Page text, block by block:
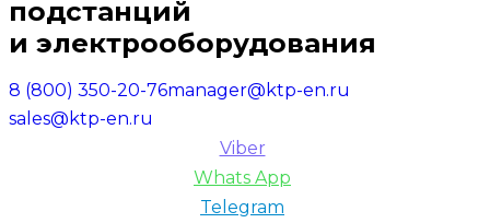
подстанций
и электрооборудования
8 (800) 350-20-76manager@ktp-en.ru
sales@ktp-en.ru
Viber
Whats App
Telegram